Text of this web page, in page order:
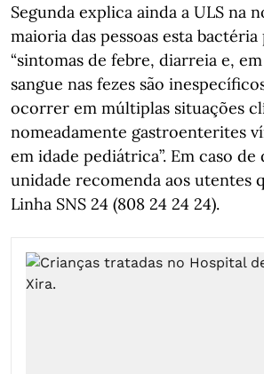
Segunda explica ainda a ULS na
maioria das pessoas esta
“sintomas de febre, diarreia e,
sangue nas fezes são
ocorrer em múltiplas situações
nomeadamente gastroenterites
em idade pediátrica”. Em caso de
unidade recomenda aos utentes
Linha SNS 24 (808 24 24 24).